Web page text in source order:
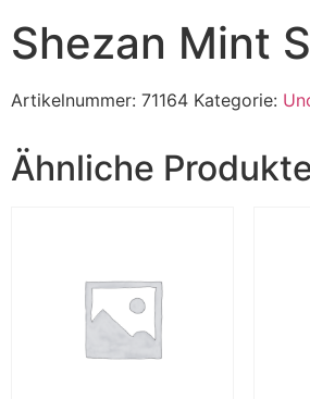
Shezan Mint
Artikelnummer: 71164 Kategorie:
Ähnliche